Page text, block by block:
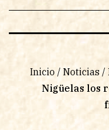
Inicio / Noticias /
Nigüelas los